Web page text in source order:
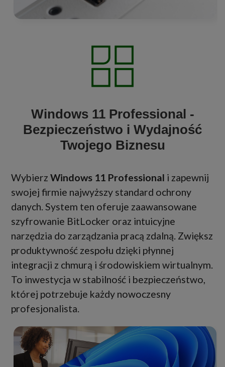
Windows 11 Professional -
Bezpieczeństwo i Wydajność
Twojego Biznesu
Wybierz Windows 11 Professional i zapewnij
swojej firmie najwyższy standard ochrony
danych. System ten oferuje zaawansowane
szyfrowanie BitLocker oraz intuicyjne
narzędzia do zarządzania pracą zdalną. Zwiększ
produktywność zespołu dzięki płynnej
integracji z chmurą i środowiskiem wirtualnym.
To inwestycja w stabilność i bezpieczeństwo,
której potrzebuje każdy nowoczesny
profesjonalista.